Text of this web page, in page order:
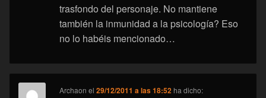
trasfondo del personaje. No mantiene
también la inmunidad a la psicología? Eso
no lo habéis mencionado…
Archaon el29/12/2011 a las 18:52 ha dicho: